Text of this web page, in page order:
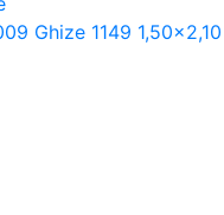
Ghize 1149 1,50×2,10